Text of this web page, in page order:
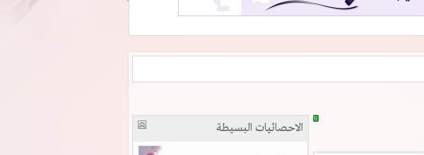
الاحصائيات البسيطة